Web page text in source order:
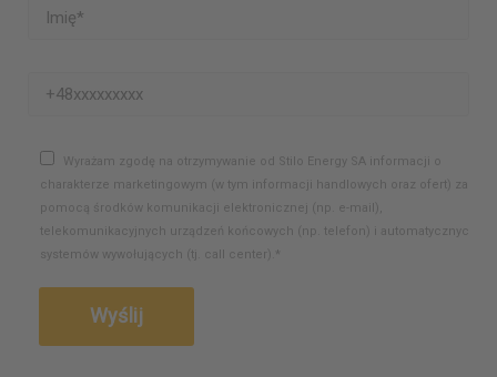
Wyrażam zgodę na otrzymywanie od Stilo Energy SA informacji o
charakterze marketingowym (w tym informacji handlowych oraz ofert) za
pomocą środków komunikacji elektronicznej (np. e-mail),
telekomunikacyjnych urządzeń końcowych (np. telefon) i automatycznych
systemów wywołujących (tj. call center).*